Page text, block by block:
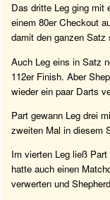
Das dritte Leg ging mit
einem 80er Checkout
damit den ganzen Satz
Auch Leg eins in Satz
112er Finish. Aber
wieder ein paar Darts
Part gewann Leg drei
zweiten Mal in diesem
Im vierten Leg ließ
hatte auch einen
verwerten und